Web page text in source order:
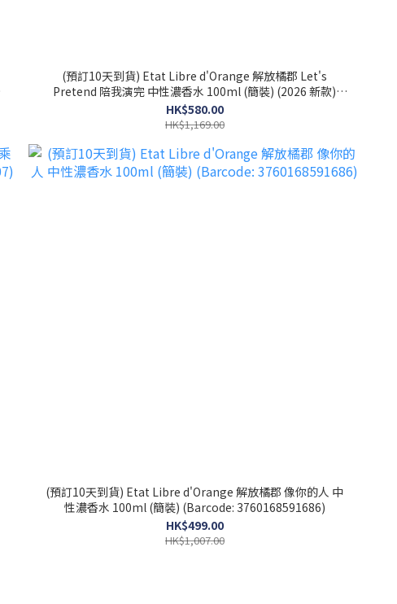
(預訂10天到貨) Etat Libre d'Orange 解放橘郡 Let's
Pretend 陪我演完 中性濃香水 100ml (簡裝) (2026 新款)
(Barcode: 3760168594274)
HK$580.00
HK$1,169.00
(預訂10天到貨) Etat Libre d'Orange 解放橘郡 像你的人 中
性濃香水 100ml (簡裝) (Barcode: 3760168591686)
HK$499.00
HK$1,007.00